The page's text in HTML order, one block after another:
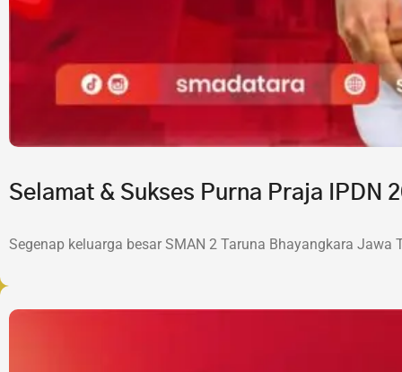
Selamat & Sukses Purna Praja IPDN
Segenap keluarga besar SMAN 2 Taruna Bhayangkara Jawa